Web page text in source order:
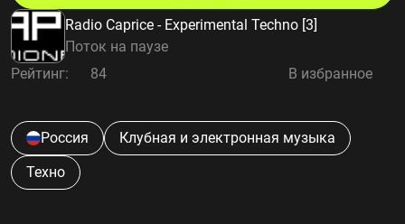
Добавить радиостанцию
Контакты
Radio Caprice - Experimental Techno [3]
Поток на паузе
Рейтинг: 84 В избранное
Россия
Клубная и электронная музыка
Техно